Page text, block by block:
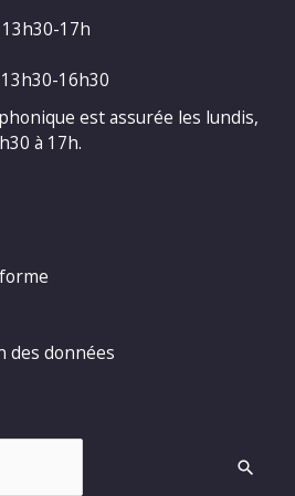
17h
16h30
est assurée les lundis,
à 17h.
des données